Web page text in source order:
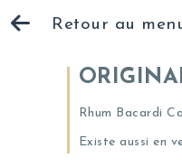
Retour au
Rhum Bacardi
Existe aussi en